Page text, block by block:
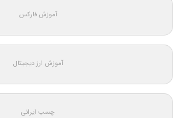
آموزش فارکس
آموزش ارز دیجیتال
چسب ایرانی